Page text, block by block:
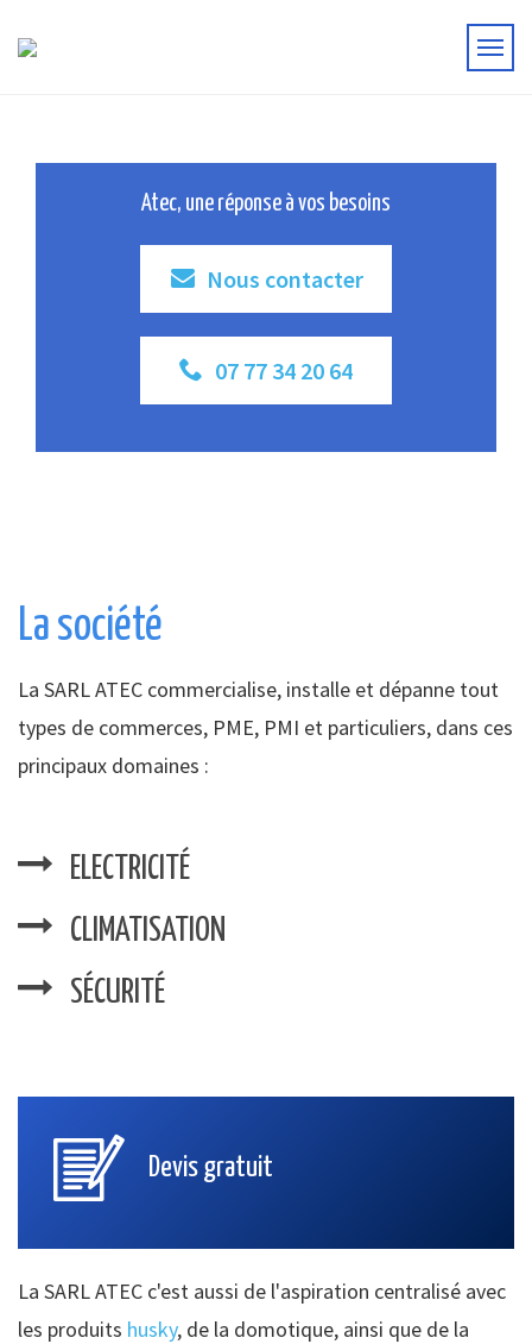
Atec, une réponse à vos besoins
Nous contacter
07 77 34 20 64
La société
La SARL ATEC commercialise, installe et dépanne tout
types de commerces, PME, PMI et particuliers, dans ces
principaux domaines :
ELECTRICITÉ
CLIMATISATION
SÉCURITÉ
Devis gratuit
La SARL ATEC c'est aussi de l'aspiration centralisé avec
les produits husky, de la domotique, ainsi que de la